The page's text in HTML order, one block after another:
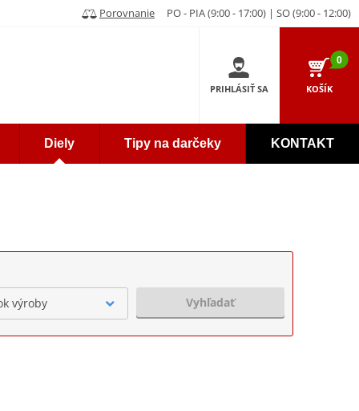
Porovnanie PO - PIA (9:00 - 17:00) | SO (9:00 - 12:00)
PRIHLÁSIŤ SA
0
KOŠÍK
Diely Tipy na darčeky KONTAKT
výroby Vyhľadať